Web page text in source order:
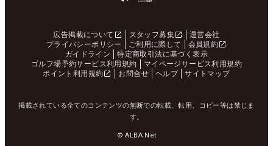
広告掲載について スタッフ募集
運営会社
プライバシーポリシー
ご利用に際して
会員規約
ガイドライン
特定商取引法に基づく表示
ゴルフ場予約サービス利用規約
マイページサービス利用規約
ポイント利用規約
お問合せ ヘルプ サイトマップ
掲載されている全てのコンテンツの無断での転載、転用、コピー等は禁じま
す。
© ALBA Net